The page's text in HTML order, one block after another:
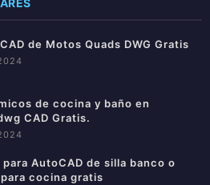
de Motos Quads DWG Gratis
de cocina y baño en
CAD Gratis.
para AutoCAD de silla banco o
cocina gratis